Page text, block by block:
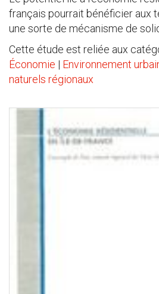
français pourrait bénéficier aux
une sorte de mécanisme de
Cette étude est reliée aux
Économie | Environnement
naturels régionaux